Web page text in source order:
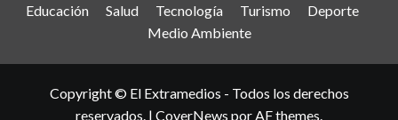
Educación
Salud Tecnología Turismo
Deporte
Medio Ambiente
Copyright © El Extramedios - Todos los derechos
reservados. | CoverNews por AF themes.